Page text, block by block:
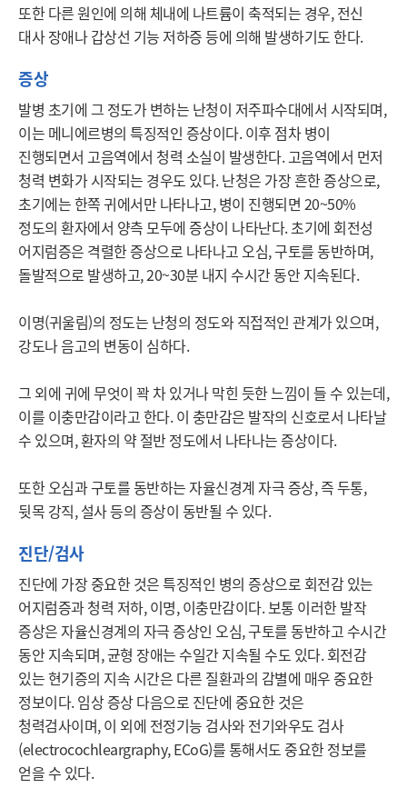
또한 다른 원인에 의해 체내에 나트륨이 축적되는 경우, 전신
대사 장애나 갑상선 기능 저하증 등에 의해 발생하기도 한다.
증상
발병 초기에 그 정도가 변하는 난청이 저주파수대에서 시작되며,
이는 메니에르병의 특징적인 증상이다. 이후 점차 병이
진행되면서 고음역에서 청력 소실이 발생한다. 고음역에서 먼저
청력 변화가 시작되는 경우도 있다. 난청은 가장 흔한 증상으로,
초기에는 한쪽 귀에서만 나타나고, 병이 진행되면 20~50%
정도의 환자에서 양측 모두에 증상이 나타난다. 초기에 회전성
어지럼증은 격렬한 증상으로 나타나고 오심, 구토를 동반하며,
돌발적으로 발생하고, 20~30분 내지 수시간 동안 지속된다.
이명(귀울림)의 정도는 난청의 정도와 직접적인 관계가 있으며,
강도나 음고의 변동이 심하다.
그 외에 귀에 무엇이 꽉 차 있거나 막힌 듯한 느낌이 들 수 있는데,
이를 이충만감이라고 한다. 이 충만감은 발작의 신호로서 나타날
수 있으며, 환자의 약 절반 정도에서 나타나는 증상이다.
또한 오심과 구토를 동반하는 자율신경계 자극 증상, 즉 두통,
뒷목 강직, 설사 등의 증상이 동반될 수 있다.
진단/검사
진단에 가장 중요한 것은 특징적인 병의 증상으로 회전감 있는
어지럼증과 청력 저하, 이명, 이충만감이다. 보통 이러한 발작
증상은 자율신경계의 자극 증상인 오심, 구토를 동반하고 수시간
동안 지속되며, 균형 장애는 수일간 지속될 수도 있다. 회전감
있는 현기증의 지속 시간은 다른 질환과의 감별에 매우 중요한
정보이다. 임상 증상 다음으로 진단에 중요한 것은
청력검사이며, 이 외에 전정기능 검사와 전기와우도 검사
(electrocochleargraphy, ECoG)를 통해서도 중요한 정보를
얻을 수 있다.